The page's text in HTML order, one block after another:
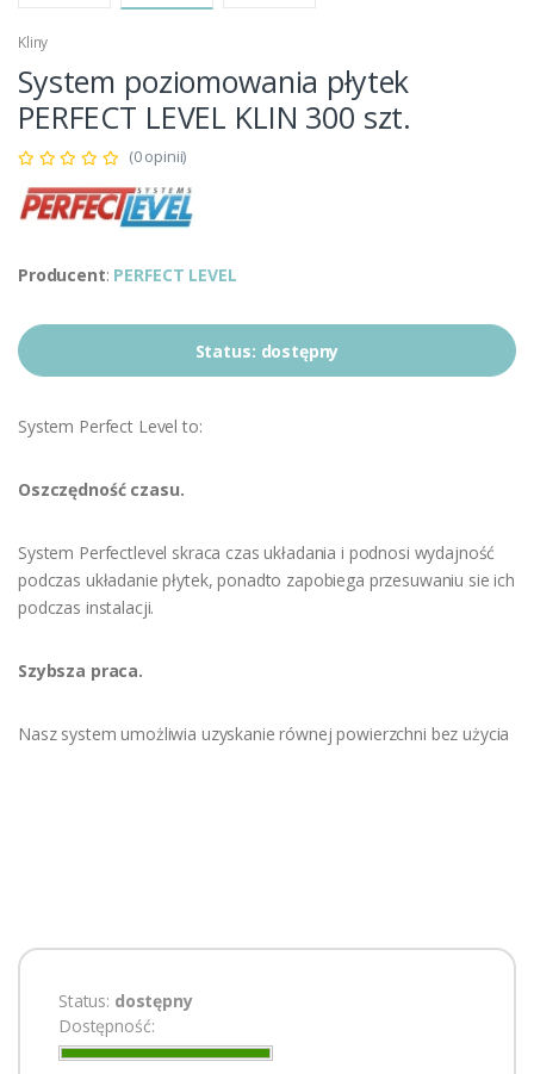
Kliny
System poziomowania płytek
PERFECT LEVEL KLIN 300 szt.
(0 opinii)
Producent: PERFECT LEVEL
Status: dostępny
System Perfect Level to:
Oszczędność czasu.
System Perfectlevel skraca czas układania i podnosi wydajność
podczas układanie płytek, ponadto zapobiega przesuwaniu sie ich
podczas instalacji.
Szybsza praca.
Nasz system umożliwia uzyskanie równej powierzchni bez użycia
Status: dostępny
Dostępność: